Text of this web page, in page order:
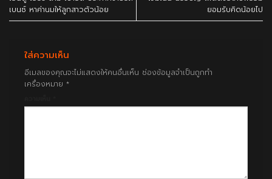
เบนซ์ หาค่านมให้ลูกสาวตัวน้อย
ยอมรับคิดน้อยไป
ใส่ความเห็น
อีเมลของคุณจะไม่แสดงให้คนอื่นเห็น ช่องข้อมูลจำเป็นถูกทำ
เครื่องหมาย *